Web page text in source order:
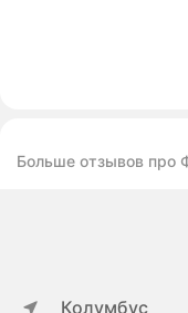
Больше отзывов про
Колумбус